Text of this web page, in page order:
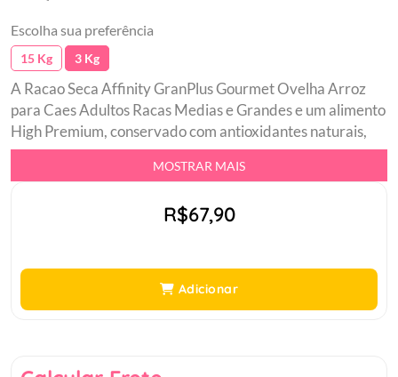
Escolha sua preferência
15 Kg 3 Kg
A Racao Seca Affinity GranPlus Gourmet Ovelha Arroz
para Caes Adultos Racas Medias e Grandes e um alimento
High Premium, conservado com antioxidantes naturais,
sem corantes e aromatizantes artificiais. Elaborada com
ingredientes importantes e proteinas de qualidade
Com fonte rica em omega 3 EPA DHA que ajudam para o
fortalecimento das articulacoes.br Alimento conservado
com antioxidantes naturaisbr Condroitina e Glicosamina:
exigentesbr Com fonte rica em Omega 3 EPA DHA:
MOSTRAR MAIS
R$67,90
Adicionar